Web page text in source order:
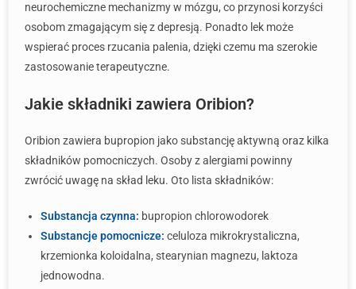
neurochemiczne mechanizmy w mózgu, co przynosi korzyści
osobom zmagającym się z depresją. Ponadto lek może
wspierać proces rzucania palenia, dzięki czemu ma szerokie
zastosowanie terapeutyczne.
Jakie składniki zawiera Oribion?
Oribion zawiera bupropion jako substancję aktywną oraz kilka
składników pomocniczych. Osoby z alergiami powinny
zwrócić uwagę na skład leku. Oto lista składników:
Substancja czynna: bupropion chlorowodorek
Substancje pomocnicze: celuloza mikrokrystaliczna,
krzemionka koloidalna, stearynian magnezu, laktoza
jednowodna.